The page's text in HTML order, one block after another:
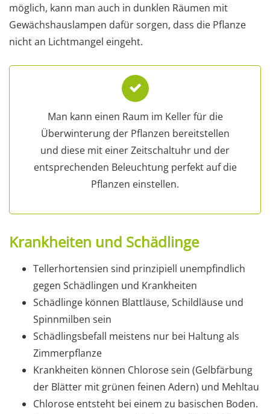
möglich, kann man auch in dunklen Räumen mit
Gewächshauslampen dafür sorgen, dass die Pflanze
nicht an Lichtmangel eingeht.
Man kann einen Raum im Keller für die
Überwinterung der Pflanzen bereitstellen
und diese mit einer Zeitschaltuhr und der
entsprechenden Beleuchtung perfekt auf die
Pflanzen einstellen.
Krankheiten und Schädlinge
Tellerhortensien sind prinzipiell unempfindlich
gegen Schädlingen und Krankheiten
Schädlinge können Blattläuse, Schildläuse und
Spinnmilben sein
Schädlingsbefall meistens nur bei Haltung als
Zimmerpflanze
Krankheiten können Chlorose sein (Gelbfärbung
der Blätter mit grünen feinen Adern) und Mehltau
Chlorose entsteht bei einem zu basischen Boden.